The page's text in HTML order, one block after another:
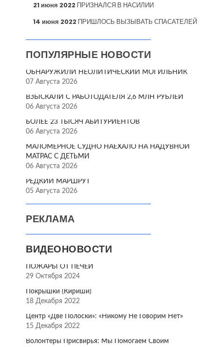
21 июня 2022 ПРИЗНАЛСЯ В НАСИЛИИ
14 июня 2022 ПРИШЛОСЬ ВЫЗЫВАТЬ СПАСАТЕЛЕЙ
ПОПУЛЯРНЫЕ НОВОСТИ
ОБНАРУЖИЛИ НЕОЛИТИЧЕСКИЙ МОГИЛЬНИК
07 Августа 2026
ВЗЫСКАЛИ С РАБОТОДАТЕЛЯ 2,6 МЛН РУБЛЕЙ
06 Августа 2026
БОЛЕЕ 23 ТЫСЯЧ АБИТУРИЕНТОВ
06 Августа 2026
МАЛОМЕРНОЕ СУДНО НАЕХАЛО НА НАДУВНОЙ
МАТРАС С ДЕТЬМИ
06 Августа 2026
РЕДКИЙ МАРШРУТ
05 Августа 2026
РЕКЛАМА
ВИДЕОНОВОСТИ
ПОЖАРЫ ОТ ПЕЧЕЙ
29 Октября 2024
Покрышки (Кириши)
18 Декабря 2022
Центр «Две Полоски»: «Никому Не Говорим Нет»
15 Декабря 2022
Волонтёры Присвирья: Мы Помогаем Своим